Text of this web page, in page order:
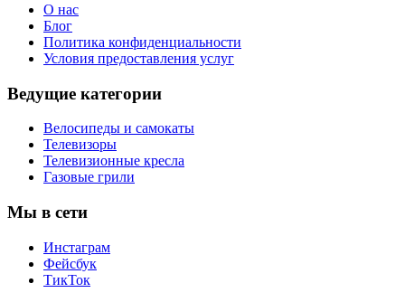
О нас
Блог
Политика конфиденциальности
Условия предоставления услуг
Ведущие категории
Велосипеды и самокаты
Телевизоры
Телевизионные кресла
Газовые грили
Мы в сети
Инстаграм
Фейсбук
ТикТок